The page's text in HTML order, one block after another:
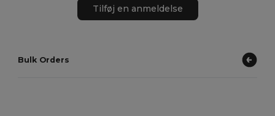
Tilføj en anmeldelse
Bulk Orders